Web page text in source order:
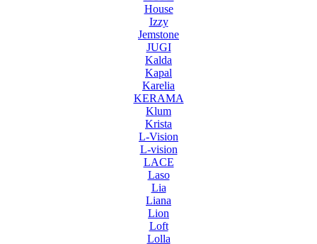
House
Izzy
Jemstone
JUGI
Kalda
Kapal
Karelia
KERAMA
Klum
Krista
L-Vision
L-vision
LACE
Laso
Lia
Liana
Lion
Loft
Lolla